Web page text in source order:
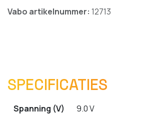
Vabo artikelnummer: 12713
SPECIFICATIES
Spanning (V) 9.0 V